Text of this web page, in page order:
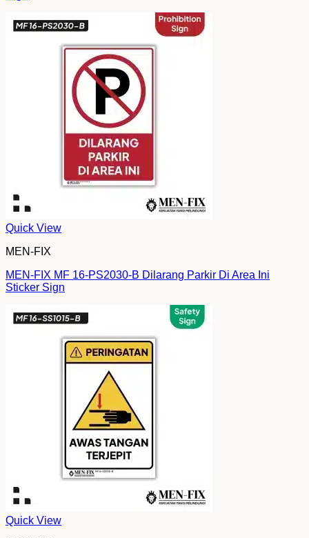
Quick View
MEN-FIX
MEN-FIX MF 16-PS2030-B Dilarang Parkir Di Area Ini
Sticker Sign
Quick View